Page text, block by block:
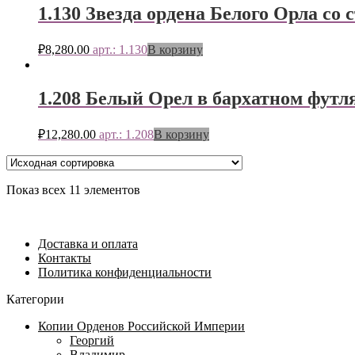
1.130 Звезда ордена Белого Орла со
₽8,280.00 арт.: 1.130В корзину
1.208 Белый Орел в бархатном
₽12,280.00 арт.: 1.208В корзину
Показ всех 11 элементов
Доставка и оплата
Контакты
Политика конфиденциальности
Категории
Копии Орденов Российской Империи
Георгий